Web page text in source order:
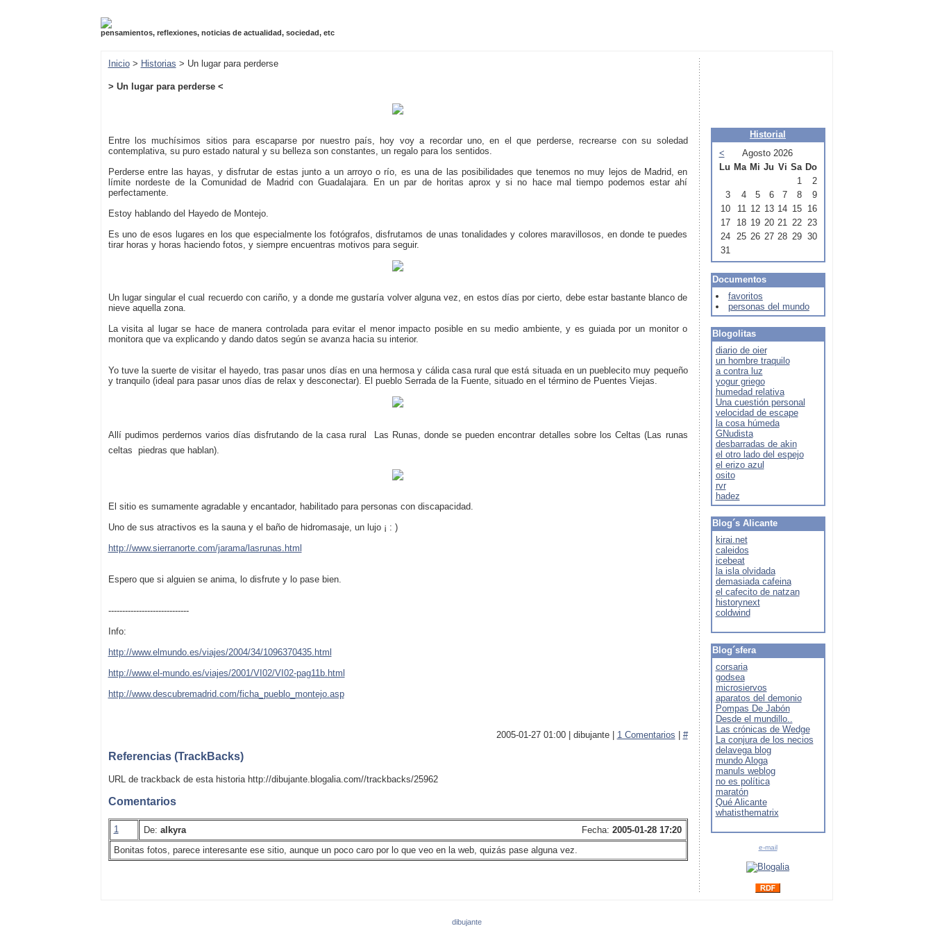
pensamientos, reflexiones, noticias de actualidad, sociedad, etc
Inicio> Historias > Un lugar para perderse
> Un lugar para perderse <
Entre los muchísimos sitios para escaparse por nuestro país, hoy voy a recordar uno, en el que perderse, recrearse con su soledad
contemplativa, su puro estado natural y su belleza son constantes, un regalo para los sentidos.
Perderse entre las hayas, y disfrutar de estas junto a un arroyo o río, es una de las posibilidades que tenemos no muy lejos de Madrid, en
límite nordeste de la Comunidad de Madrid con Guadalajara. En un par de horitas aprox y si no hace mal tiempo podemos estar ahí
perfectamente.
Estoy hablando del Hayedo de Montejo.
Es uno de esos lugares en los que especialmente los fotógrafos, disfrutamos de unas tonalidades y colores maravillosos, en donde te puedes
tirar horas y horas haciendo fotos, y siempre encuentras motivos para seguir.
Un lugar singular el cual recuerdo con cariño, y a donde me gustaría volver alguna vez, en estos días por cierto, debe estar bastante blanco de
nieve aquella zona.
La visita al lugar se hace de manera controlada para evitar el menor impacto posible en su medio ambiente, y es guiada por un monitor o
monitora que va explicando y dando datos según se avanza hacia su interior.
Yo tuve la suerte de visitar el hayedo, tras pasar unos días en una hermosa y cálida casa rural que está situada en un pueblecito muy pequeño
y tranquilo (ideal para pasar unos días de relax y desconectar). El pueblo Serrada de la Fuente, situado en el término de Puentes Viejas.
Allí pudimos perdernos varios días disfrutando de la casa rural  Las Runas, donde se pueden encontrar detalles sobre los Celtas (Las runas
celtas  piedras que hablan).
El sitio es sumamente agradable y encantador, habilitado para personas con discapacidad.
Uno de sus atractivos es la sauna y el baño de hidromasaje, un lujo ¡ : )
http://www.sierranorte.com/jarama/lasrunas.html
Espero que si alguien se anima, lo disfrute y lo pase bien.
-----------------------------
Info:
http://www.elmundo.es/viajes/2004/34/1096370435.html
http://www.el-mundo.es/viajes/2001/VI02/VI02-pag11b.html
http://www.descubremadrid.com/ficha_pueblo_montejo.asp
2005-01-27 01:00 | dibujante | 1 Comentarios #
Referencias (TrackBacks)
URL de trackback de esta historia http://dibujante.blogalia.com//trackbacks/25962
Comentarios
1 De: alkyra Fecha: 2005-01-28 17:20
Bonitas fotos, parece interesante ese sitio, aunque un poco caro por lo que veo en la web, quizás pase alguna vez.
Historial
<
Agosto 2026
Lu Ma Mi Ju Vi Sa Do
1
2
3
4 5 6 7 8
9
10
11 12 13 14 15
16
17
18 19 20 21 22 23
24
25 26 27 28 29 30
31
Documentos
favoritos
personas del mundo
Blogolitas
diario de oier
un hombre traquilo
a contra luz
yogur griego
humedad relativa
Una cuestión personal
velocidad de escape
la cosa húmeda
GNudista
desbarradas de akin
el otro lado del espejo
el erizo azul
osito
rvr
hadez
Blog´s Alicante
kirai.net
caleidos
icebeat
la isla olvidada
demasiada cafeina
el cafecito de natzan
historynext
coldwind
Blog´sfera
corsaria
godsea
microsiervos
aparatos del demonio
Pompas De Jabón
Desde el mundillo..
Las crónicas de Wedge
La conjura de los necios
delavega blog
mundo Aloga
manuls weblog
no es política
maratón
Qué Alicante
whatisthematrix
e-mail
dibujante